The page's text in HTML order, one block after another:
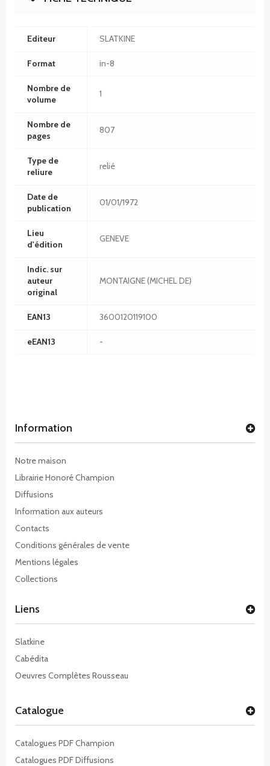
Editeur SLATKINE
Format in-8
Nombre de
volume
1
Nombre de
pages
807
Type de
reliure
relié
Date de
publication
01/01/1972
Lieu
d'édition
GENEVE
Indic. sur
auteur
original
MONTAIGNE (MICHEL DE)
EAN13 3600120119100
eEAN13 -
Information
Notre maison
Librairie Honoré Champion
Diffusions
Information aux auteurs
Contacts
Conditions générales de vente
Mentions légales
Collections
Liens
Slatkine
Cabédita
Oeuvres Complètes Rousseau
Catalogue
Catalogues PDF Champion
Catalogues PDF Diffusions